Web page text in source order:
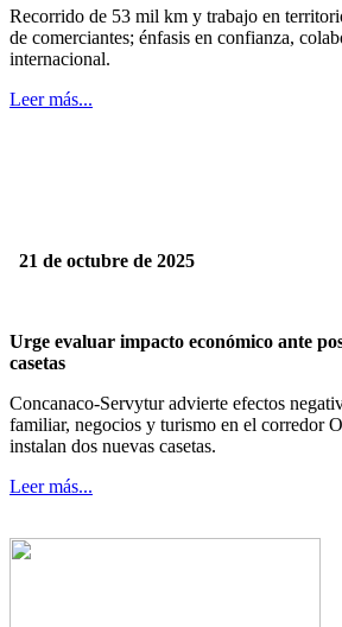
Recorrido de 53 mil km y trabajo en
de comerciantes; énfasis en confianza,
internacional.
Leer más...
21 de octubre de 2025
Urge evaluar impacto económico ante
casetas
Concanaco-Servytur advierte efectos
familiar, negocios y turismo en el corredor
instalan dos nuevas casetas.
Leer más...